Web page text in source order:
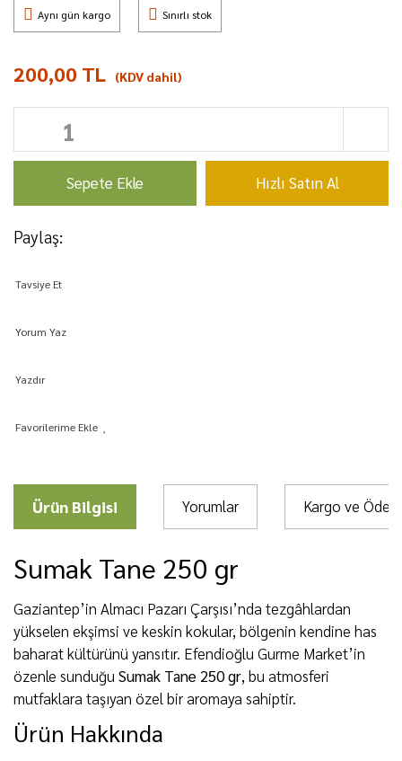
Aynı gün kargo Sınırlı stok
200,00 TL (KDV dahil)
Sepete Ekle Hızlı Satın Al
Paylaş:
Tavsiye Et
Yorum Yaz
Yazdır
Ürün Bilgisi Yorumlar Kargo ve
Sumak Tane 250 gr
Gaziantep’in Almacı Pazarı Çarşısı’nda tezgâhlardan
yükselen ekşimsi ve keskin kokular, bölgenin kendine has
baharat kültürünü yansıtır. Efendioğlu Gurme Market’in
özenle sunduğu Sumak Tane 250 gr, bu atmosferi
mutfaklara taşıyan özel bir aromaya sahiptir.
Ürün Hakkında